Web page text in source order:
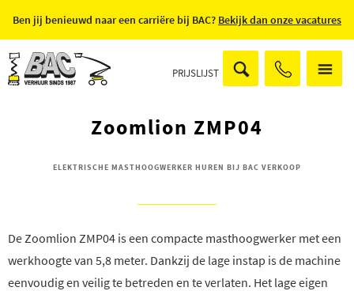
Ben jij benieuwd naar een carriëre bij BAC? Bekijk dan onze vacatures
PRIJSLIJST
Zoomlion ZMP04
ELEKTRISCHE MASTHOOGWERKER HUREN BIJ BAC VERKOOP
De Zoomlion ZMP04 is een compacte masthoogwerker met een
werkhoogte van 5,8 meter. Dankzij de lage instap is de machine
eenvoudig en veilig te betreden en te verlaten. Het lage eigen